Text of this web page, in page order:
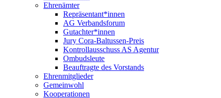
Ehrenämter
Repräsentant*innen
AG Verbandsforum
Gutachter*innen
Jury Cora-Baltussen-Preis
Kontrollausschuss AS Agentur
Ombudsleute
Beauftragte des Vorstands
Ehrenmitglieder
Gemeinwohl
Kooperationen